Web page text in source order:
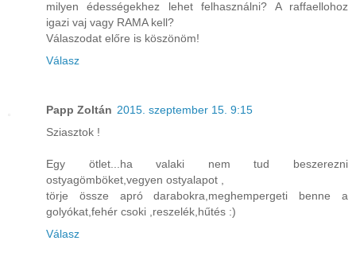
milyen édességekhez lehet felhasználni? A raffaellohoz
igazi vaj vagy RAMA kell?
Válaszodat előre is köszönöm!
Válasz
Papp Zoltán 2015. szeptember 15. 9:15
Sziasztok !
Egy ötlet...ha valaki nem tud beszerezni
ostyagömböket,vegyen ostyalapot ,
törje össze apró darabokra,meghempergeti benne a
golyókat,fehér csoki ,reszelék,hűtés :)
Válasz